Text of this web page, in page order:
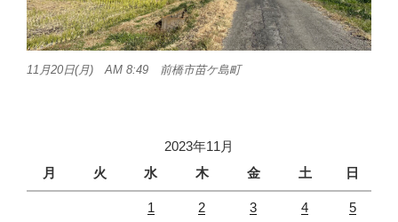
11月20日(月) AM 8:49 前橋市苗ケ島町
2023年11月
月
火 水 木 金 土 日
1 2 3 4 5